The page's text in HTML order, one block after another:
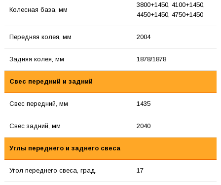
Колесная база, мм
3800+1450, 4100+1450,
4450+1450, 4750+1450
Передняя колея, мм 2004
Задняя колея, мм 1878/1878
Свес передний и задний
Свес передний, мм 1435
Свес задний, мм 2040
Углы переднего и заднего свеса
Угол переднего свеса, град. 17